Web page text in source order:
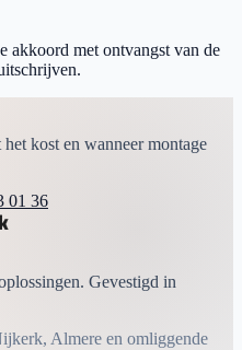
akkoord met ontvangst van de
kost en wanneer montage
01 36
Gevestigd in
Almere en omliggende